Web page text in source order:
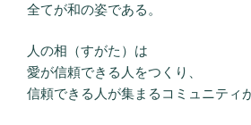
全てが和の姿である。
人の相（すがた）は
愛が信頼できる人をつくり、
信頼できる人が集まるコミュニティ